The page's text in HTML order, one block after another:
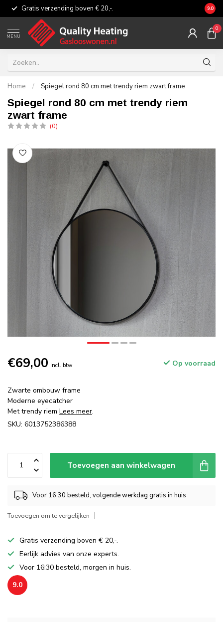
Gratis verzending boven € 20,-. 9.0
MENU
0
Home / Spiegel rond 80 cm met trendy riem zwart frame
Spiegel rond 80 cm met trendy riem
zwart frame
(0)
€69,00 Incl. btw Op voorraad
Zwarte ombouw frame
Moderne eyecatcher
Met trendy riem Lees meer.
SKU: 6013752386388
Toevoegen aan winkelwagen
Voor 16.30 besteld, volgende werkdag gratis in huis
Toevoegen om te vergelijken
Gratis verzending boven € 20,-.
Eerlijk advies van onze experts.
Voor 16:30 besteld, morgen in huis.
9.0